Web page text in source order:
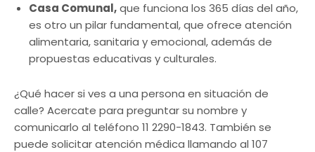
Casa Comunal,que funciona los 365 días del año,
es otro un pilar fundamental, que ofrece atención
alimentaria, sanitaria y emocional, además de
propuestas educativas y culturales.
¿Qué hacer si ves a una persona en situación de
calle? Acercate para preguntar su nombre y
comunicarlo al teléfono 11 2290-1843. También se
puede solicitar atención médica llamando al 107